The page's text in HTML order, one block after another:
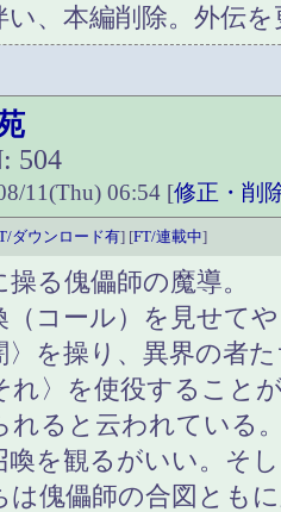
い、本編削除。外伝
504
11(Thu) 06:54 [修正・削
ダウンロード有] [FT/連載中]
る傀儡師の魔導。
（コール）を見せて
〉を操り、異界の者
れ〉を使役すること
れると云われている
喚を観るがいい。そ
は傀儡師の合図とも